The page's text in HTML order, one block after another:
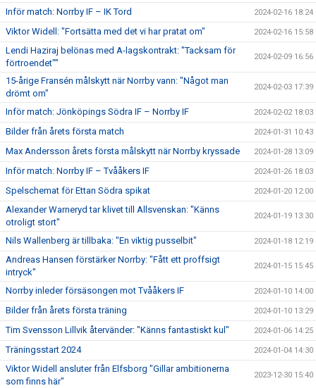
Inför match: Norrby IF – IK Tord 2024-02-16 18:24
Viktor Widell: "Fortsätta med det vi har pratat om" 2024-02-16 15:58
Lendi Haziraj belönas med A-lagskontrakt: "Tacksam för
förtroendet""
2024-02-09 16:56
15-årige Fransén målskytt när Norrby vann: "Något man
drömt om"
2024-02-03 17:39
Inför match: Jönköpings Södra IF – Norrby IF 2024-02-02 18:03
Bilder från årets första match 2024-01-31 10:43
Max Andersson årets första målskytt när Norrby kryssade 2024-01-28 13:09
Inför match: Norrby IF – Tvååkers IF 2024-01-26 18:03
Spelschemat för Ettan Södra spikat 2024-01-20 12:00
Alexander Warneryd tar klivet till Allsvenskan: "Känns
otroligt stort"
2024-01-19 13:30
Nils Wallenberg är tillbaka: "En viktig pusselbit" 2024-01-18 12:19
Andreas Hansen förstärker Norrby: "Fått ett proffsigt
intryck"
2024-01-15 15:45
Norrby inleder försäsongen mot Tvååkers IF 2024-01-10 14:00
Bilder från årets första träning 2024-01-10 13:29
Tim Svensson Lillvik återvänder: "Känns fantastiskt kul" 2024-01-06 14:25
Träningsstart 2024 2024-01-04 14:30
Viktor Widell ansluter från Elfsborg "Gillar ambitionerna
som finns här"
2023-12-30 15:40